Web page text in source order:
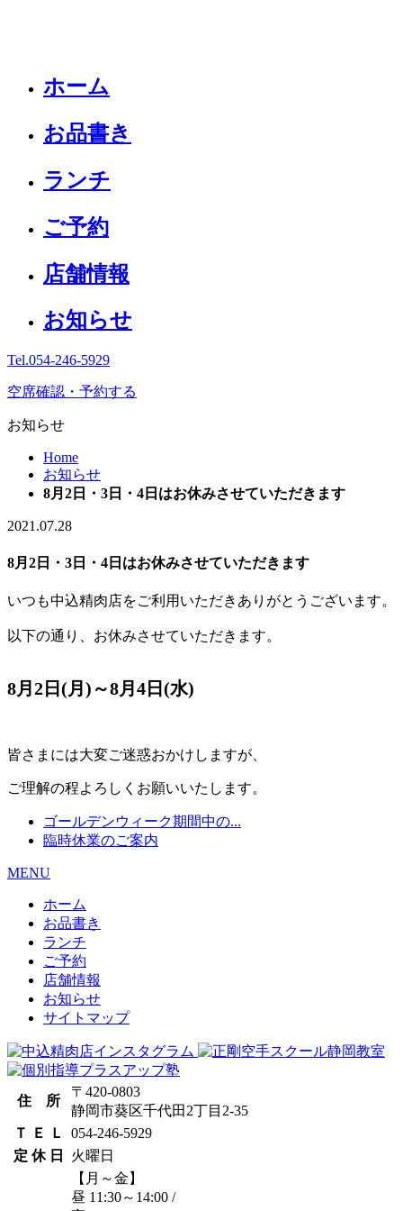
ホーム
お品書き
ランチ
ご予約
店舗情報
お知らせ
Tel.054-246-5929
空席確認・予約する
お知らせ
Home
お知らせ
8月2日・3日・4日はお休みさせていただきます
2021.07.28
8月2日・3日・4日はお休みさせていただきます
いつも中込精肉店をご利用いただきありがとうございます。
以下の通り、お休みさせていただきます。
8月2日(月)～8月4日(水)
皆さまには大変ご迷惑おかけしますが、
ご理解の程よろしくお願いいたします。
ゴールデンウィーク期間中の...
臨時休業のご案内
MENU
ホーム
お品書き
ランチ
ご予約
店舗情報
お知らせ
サイトマップ
住 所
〒420-0803
静岡市葵区千代田2丁目2-35
Ｔ Ｅ Ｌ
054-246-5929
定 休 日
火曜日
【月～金】
昼 11:30～14:00 /